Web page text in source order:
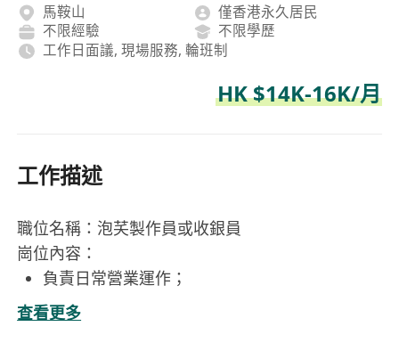
馬鞍山
僅香港永久居民
不限經驗
不限學歷
工作日面議, 現場服務, 輪班制
HK $14K-16K/月
工作描述
職位名稱：泡芺製作員或收銀員
崗位內容：
負責日常營業運作；
於收銀崗位處理顧客點單、結帳、發票開立及電
子支付
查看更多